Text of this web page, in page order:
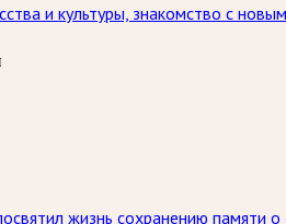
и культуры, знакомство с
жизнь сохранению памяти